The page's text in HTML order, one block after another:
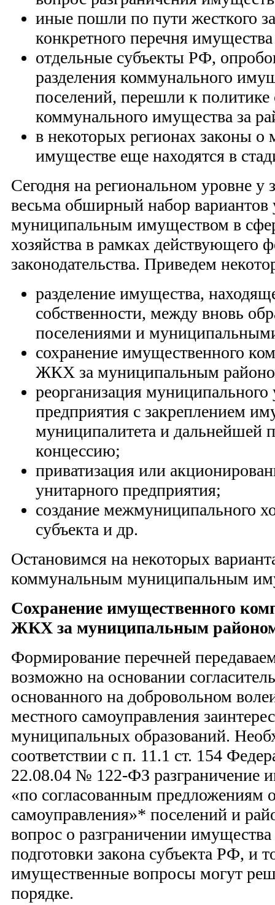
иные пошли по пути жесткого
конкретного перечня
отдельные субъекты РФ,
разделения коммунального
поселений, перешли к политике
коммунального имущества за
в некоторых регионах законы
имуществе еще находятся в
Сегодня на региональном уровне у
весьма обширный набор вариантов
муниципальным имуществом в
хозяйства в рамках действующего
законодательства. Приведем
разделение имущества,
собственности, между вновь
поселениями и
сохранение имущественного
ЖКХ за муниципальным
реорганизация муниципального
предприятия с закреплением
муниципалитета и дальнейшей
концессию;
приватизация или
унитарного предприятия;
создание межмуниципального
субъекта и др.
Остановимся на некоторых
коммунальным муниципальным
Сохранение имущественного
ЖКХ за муниципальным
Формирование перечней
возможно на основании
основанного на добровольном
местного самоуправления
муниципальных образований.
соответствии с п. 11.1 ст. 154
22.08.04 № 122-ФЗ разграничение
«по согласованным предложениям
самоуправления»* поселений и
вопрос о разграничении
подготовки закона субъекта РФ, и
имущественные вопросы могут
порядке.